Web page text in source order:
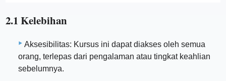
2.1 Kelebihan
Aksesibilitas: Kursus ini dapat diakses oleh semua
orang, terlepas dari pengalaman atau tingkat keahlian
sebelumnya.